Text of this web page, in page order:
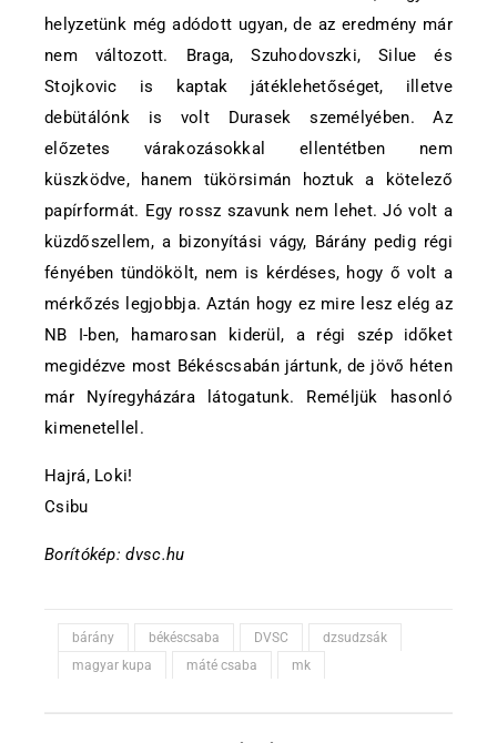
helyzetünk még adódott ugyan, de az eredmény már
nem változott. Braga, Szuhodovszki, Silue és
Stojkovic is kaptak játéklehetőséget, illetve
debütálónk is volt Durasek személyében. Az
előzetes várakozásokkal ellentétben nem
küszködve, hanem tükörsimán hoztuk a kötelező
papírformát. Egy rossz szavunk nem lehet. Jó volt a
küzdőszellem, a bizonyítási vágy, Bárány pedig régi
fényében tündökölt, nem is kérdéses, hogy ő volt a
mérkőzés legjobbja. Aztán hogy ez mire lesz elég az
NB I-ben, hamarosan kiderül, a régi szép időket
megidézve most Békéscsabán jártunk, de jövő héten
már Nyíregyházára látogatunk. Reméljük hasonló
kimenetellel.
Hajrá, Loki!
Csibu
Borítókép: dvsc.hu
bárány békéscsaba DVSC
dzsudzsák
magyar kupa
máté csaba mk